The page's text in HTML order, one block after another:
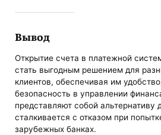
Вывод
Открытие счета в платежной
стать выгодным решением для
клиентов, обеспечивая им
безопасность в управлении
представляют собой альтернативу
сталкивается с отказом при
зарубежных банках.